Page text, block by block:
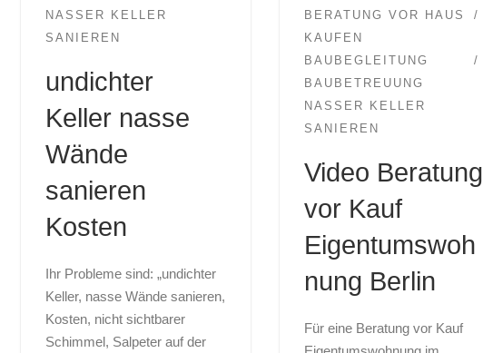
NASSER KELLER
SANIEREN
undichter
Keller nasse
Wände
sanieren
Kosten
Ihr Probleme sind: „undichter
Keller, nasse Wände sanieren,
Kosten, nicht sichtbarer
Schimmel, Salpeter auf der
BERATUNG VOR HAUS
KAUFEN
BAUBEGLEITUNG
BAUBETREUUNG
NASSER KELLER
SANIEREN
Video Beratung
vor Kauf
Eigentumswoh
nung Berlin
Für eine Beratung vor Kauf